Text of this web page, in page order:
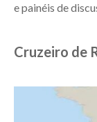
e painéis de
Cruzeiro de